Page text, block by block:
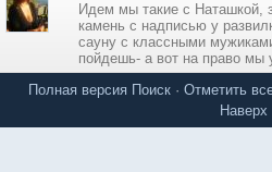
Идем мы такие с Наташкой,
камень с надписью у
сауну с классными
пойдешь- а вот на право мы
Полная версия Поиск · Отметить
Наверх